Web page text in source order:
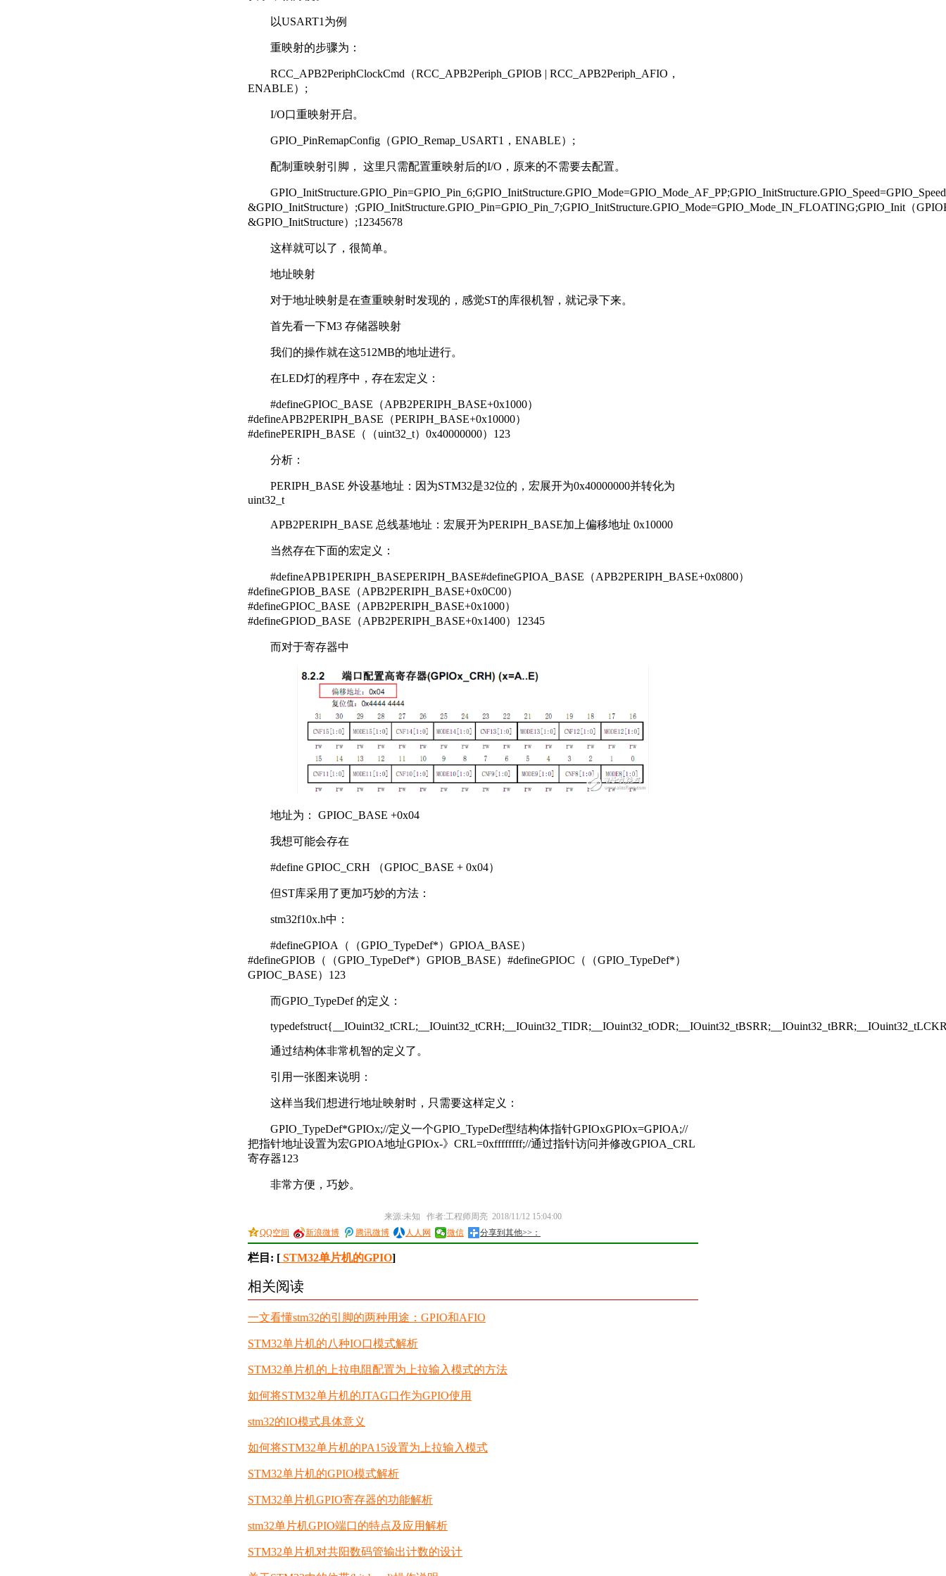
以USART1为例
重映射的步骤为：
RCC_APB2PeriphClockCmd（RCC_APB2Periph_GPIOB | RCC_APB2Periph_AFIO，
ENABLE）;
I/O口重映射开启。
GPIO_PinRemapConfig（GPIO_Remap_USART1，ENABLE）;
配制重映射引脚， 这里只需配置重映射后的I/O，原来的不需要去配置。
&GPIO_InitStructure）;GPIO_InitStructure.GPIO_Pin=GPIO_Pin_7;GPIO_InitStructure.GPIO_Mode=GPIO_Mode_IN_FLOATING;GPIO_Init（
&GPIO_InitStructure）;12345678
这样就可以了，很简单。
地址映射
对于地址映射是在查重映射时发现的，感觉ST的库很机智，就记录下来。
首先看一下M3 存储器映射
我们的操作就在这512MB的地址进行。
在LED灯的程序中，存在宏定义：
#defineGPIOC_BASE（APB2PERIPH_BASE+0x1000）
#defineAPB2PERIPH_BASE（PERIPH_BASE+0x10000）
#definePERIPH_BASE（（uint32_t）0x40000000）123
分析：
PERIPH_BASE 外设基地址：因为STM32是32位的，宏展开为0x40000000并转化为
uint32_t
APB2PERIPH_BASE 总线基地址：宏展开为PERIPH_BASE加上偏移地址 0x10000
当然存在下面的宏定义：
#defineAPB1PERIPH_BASEPERIPH_BASE#defineGPIOA_BASE（APB2PERIPH_BASE+0x0800）
#defineGPIOB_BASE（APB2PERIPH_BASE+0x0C00）
#defineGPIOC_BASE（APB2PERIPH_BASE+0x1000）
#defineGPIOD_BASE（APB2PERIPH_BASE+0x1400）12345
而对于寄存器中
地址为： GPIOC_BASE +0x04
我想可能会存在
#define GPIOC_CRH （GPIOC_BASE + 0x04）
但ST库采用了更加巧妙的方法：
stm32f10x.h中：
#defineGPIOA（（GPIO_TypeDef*）GPIOA_BASE）
#defineGPIOB（（GPIO_TypeDef*）GPIOB_BASE）#defineGPIOC（（GPIO_TypeDef*）
GPIOC_BASE）123
而GPIO_TypeDef 的定义：
通过结构体非常机智的定义了。
引用一张图来说明：
这样当我们想进行地址映射时，只需要这样定义：
GPIO_TypeDef*GPIOx;//定义一个GPIO_TypeDef型结构体指针GPIOxGPIOx=GPIOA;//
把指针地址设置为宏GPIOA地址GPIOx-》CRL=0xffffffff;//通过指针访问并修改GPIOA_CRL
寄存器123
非常方便，巧妙。
来源:未知 作者:工程师周亮 2018/11/12 15:04:00
QQ空间
新浪微博 腾讯微博 人人网 微信 分享到其他>>：
栏目: [ STM32单片机的GPIO]
相关阅读
一文看懂stm32的引脚的两种用途：GPIO和AFIO
STM32单片机的八种IO口模式解析
STM32单片机的上拉电阻配置为上拉输入模式的方法
如何将STM32单片机的JTAG口作为GPIO使用
stm32的IO模式具体意义
如何将STM32单片机的PA15设置为上拉输入模式
STM32单片机的GPIO模式解析
STM32单片机GPIO寄存器的功能解析
stm32单片机GPIO端口的特点及应用解析
STM32单片机对共阳数码管输出计数的设计